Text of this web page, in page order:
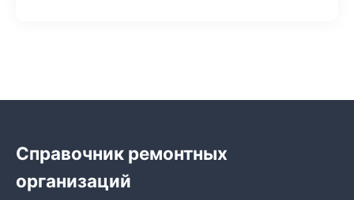
Справочник ремонтных
организаций